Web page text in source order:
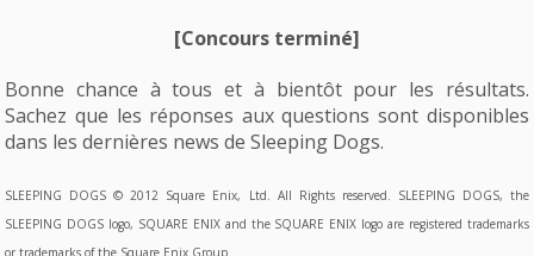
[Concours terminé]
Bonne chance à tous et à bientôt pour les résultats.
Sachez que les réponses aux questions sont disponibles
dans les dernières news de Sleeping Dogs.
SLEEPING DOGS © 2012 Square Enix, Ltd. All Rights reserved. SLEEPING DOGS, the
SLEEPING DOGS logo, SQUARE ENIX and the SQUARE ENIX logo are registered trademarks
or trademarks of the Square Enix Group